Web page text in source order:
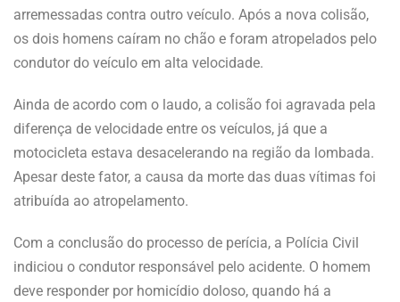
arremessadas contra outro veículo. Após a nova colisão,
os dois homens caíram no chão e foram atropelados pelo
condutor do veículo em alta velocidade.
Ainda de acordo com o laudo, a colisão foi agravada pela
diferença de velocidade entre os veículos, já que a
motocicleta estava desacelerando na região da lombada.
Apesar deste fator, a causa da morte das duas vítimas foi
atribuída ao atropelamento.
Com a conclusão do processo de perícia, a Polícia Civil
indiciou o condutor responsável pelo acidente. O homem
deve responder por homicídio doloso, quando há a